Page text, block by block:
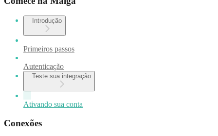
Introdução
Primeiros passos
Autenticação
Teste sua integração
Ativando sua conta
Conexões